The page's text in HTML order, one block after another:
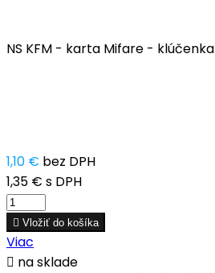
NS KFM - karta Mifare - klúčenka
1,10 € bez DPH
1,35 € s DPH
 Vložiť do košíka
Viac
 na sklade